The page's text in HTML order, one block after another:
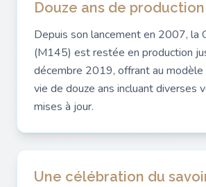
Douze ans de
Depuis son lancement en 2007, la
(M145) est restée en production
décembre 2019, offrant au modèle
vie de douze ans incluant diverses
mises à jour.
Une célébration du